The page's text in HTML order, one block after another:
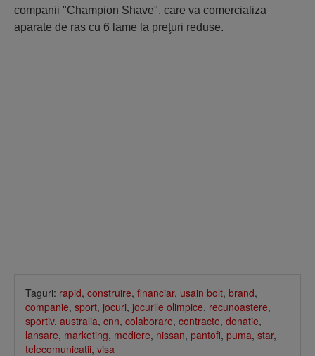
companii "Champion Shave", care va comercializa
aparate de ras cu 6 lame la preţuri reduse.
Taguri: rapid, construire, financiar, usain bolt, brand,
companie, sport, jocuri, jocurile olimpice, recunoastere,
sportiv, australia, cnn, colaborare, contracte, donatie,
lansare, marketing, mediere, nissan, pantofi, puma, star,
telecomunicatii, visa